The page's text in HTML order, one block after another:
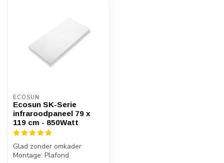
ECOSUN
Ecosun SK-Serie
infraroodpaneel 79 x
119 cm - 850Watt
Glad zonder omkader
Montage: Plafond